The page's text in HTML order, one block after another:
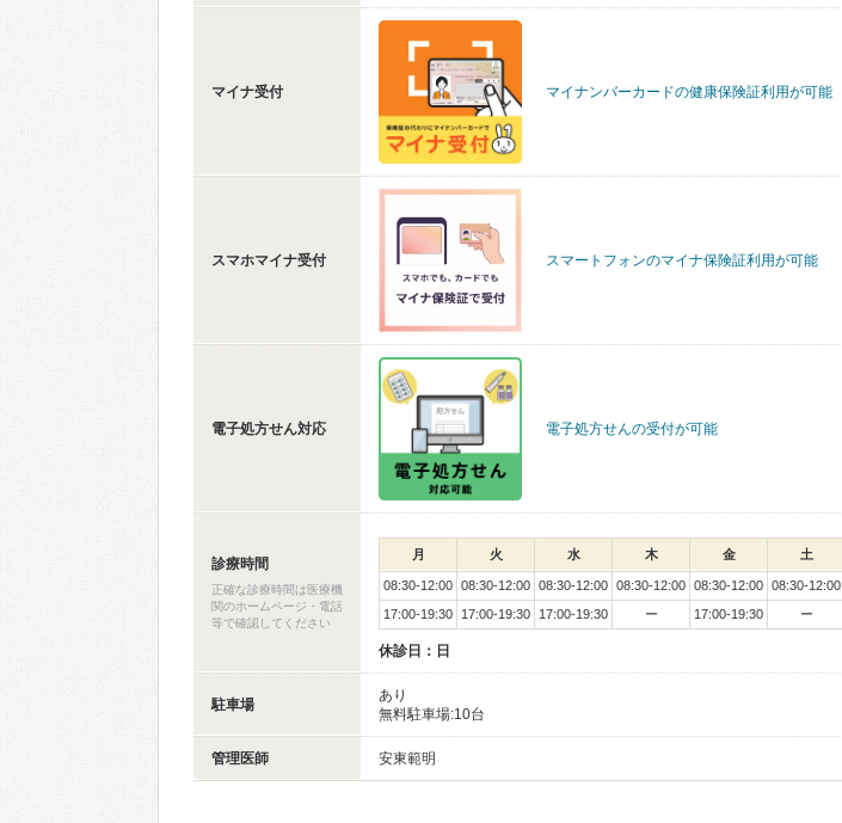
マイナ受付 マイナンバーカードの健康保険証利用が可能
スマホマイナ受付 スマートフォンのマイナ保険証利用が可能
電子処方せん対応 電子処方せんの受付が可能
診療時間
正確な診療時間は医療機
関のホームページ・電話
等で確認してください
月 火 水 木 金 土
08:30-12:00 08:30-12:00 08:30-12:00 08:30-12:00 08:30-12:00 08:30-12:00
17:00-19:30
17:00-19:30 17:00-19:30 ー 17:00-19:30 ー
休診日：日
駐車場
あり
無料駐車場:10台
管理医師 安東範明